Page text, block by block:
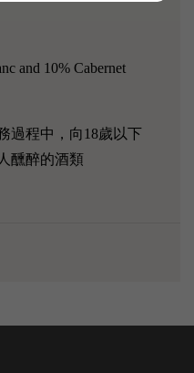
and 10% Cabernet
過程中，向18歲以下
醺醉的酒類